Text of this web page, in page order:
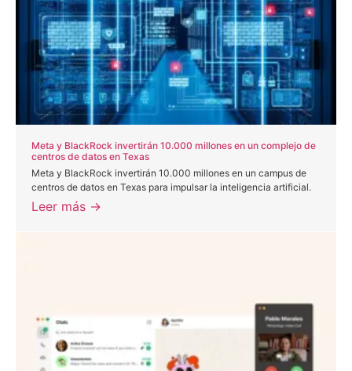
Meta y BlackRock invertirán 10.000 millones en un complejo de
centros de datos en Texas
Meta y BlackRock invertirán 10.000 millones en un campus de
centros de datos en Texas para impulsar la inteligencia artificial.
Leer más →